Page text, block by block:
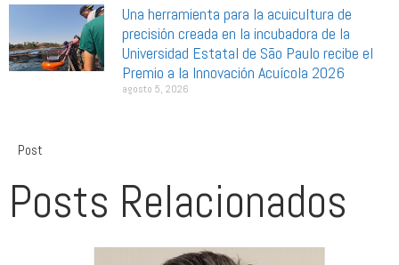
Una herramienta para la acuicultura de
precisión creada en la incubadora de la
Universidad Estatal de São Paulo recibe el
Premio a la Innovación Acuícola 2026
agosto 5, 2026
Post
Posts Relacionados